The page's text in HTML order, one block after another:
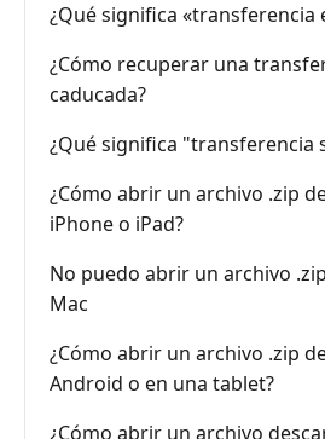
¿Qué significa «transferencia
¿Cómo recuperar una
caducada?
¿Qué significa "transferencia
¿Cómo abrir un archivo .zip
iPhone o iPad?
No puedo abrir un archivo
Mac
¿Cómo abrir un archivo .zip
Android o en una tablet?
¿Cómo abrir un archivo